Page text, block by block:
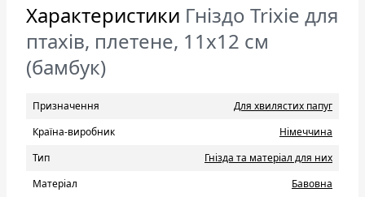
Характеристики Гніздо Trixie для
птахів, плетене, 11x12 см
(бамбук)
Призначення
Для хвилястих папуг
Країна-виробник
Нiмеччина
Тип
Гнізда та матеріал для них
Матеріал
Бавовна